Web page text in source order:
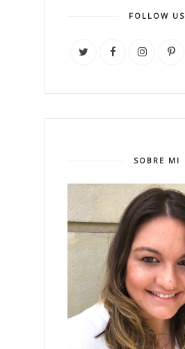
FOLLOW US
SOBRE MI